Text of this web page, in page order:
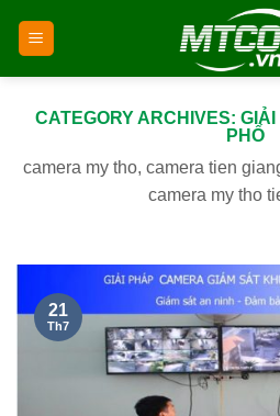
CATEGORY ARCHIVES:
PHỐ
camera my tho, camera tien
camera my tho
21
Th7